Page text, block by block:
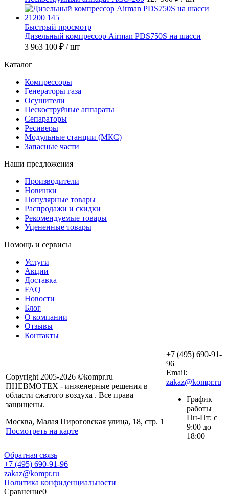
Быстрый просмотр
Дизельный компрессор Airman PDS750S на шасси
3 963 100 ₽ / шт
Каталог
Компрессоры
Генераторы газа
Осушители
Пескоструйные аппараты
Сепараторы
Ресиверы
Модульные станции (МКС)
Запасные части
Наши предложения
Производители
Новинки
Популярные товары
Распродажи и скидки
Рекомендуемые товары
Уцененные товары
Помощь и сервисы
Услуги
Акции
Доставка
FAQ
Новости
Блог
О компании
Отзывы
Контакты
Copyright 2005-2026 ©kompr.ru
ПНЕВМОТЕХ - инженерные решения в
области сжатого воздуха . Все права
защищены.
Москва, Малая Пироговская улица, 18, стр. 1
Посмотреть на карте
+7 (495) 690-91-
96
Email:
zakaz@kompr.ru
График
работы
Пн-Пт: с
9:00 до
18:00
Обратная связь
+7 (495) 690-91-96
zakaz@kompr.ru
Политика конфиденциальности
Сравнение0